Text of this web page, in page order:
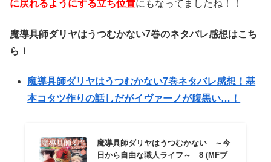
に戻れるようにする立ち位置にもなってましたね！！
魔導具師ダリヤはうつむかない7巻のネタバレ感想はこち
ら！
魔導具師ダリヤはうつむかない7巻ネタバレ感想！基
本コタツ作りの話しだがイヴァーノが腹黒い…！
魔導具師ダリヤはうつむかない ～今
日から自由な職人ライフ～ 8 (MFブ